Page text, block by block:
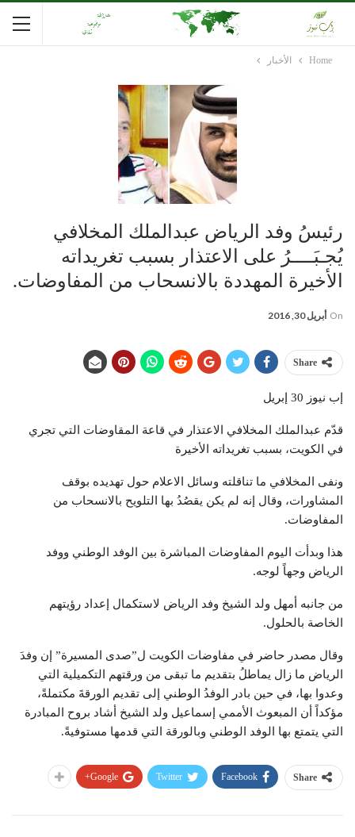
Home الأخبار
رئيسُ وفد الرياض عبدالملك المخلافي
يُجـبَــــرُ على الاعتذار بسبب تغريداته
الأخيرة المهددة بالانسحاب من المفاوضات.
On أبريل 30, 2016
Share
إب نيوز 30 إبريل
قدّم عبدالملك المخلافي الاعتذار في قاعة المقاوضات التي تجري
في الكويت، بسبب تغريداته الأخيرة
ونفى المخلافي ما تناقلته وسائل الاعلام حول تهديده بوقف
المشاورات، وقال إنه لم يكن يقصُدُ بها التلويح بالانسحاب من
المفاوضات.
هذا وبدأت اليوم المفاوضات المباشرة بين الوفد الوطني ووفد
الرياض وجهاً لوجه.
من جانبه أمهل ولد الشيخ وفد الرياض لاستكمال إعداد رؤيتهم
الخاصة بالحلول.
وقال مصدر حاضر في مفاوضات الكويت ل”صدى المسيرة” إن وفدَ
الرياض ما زال يماطلُ بتقديم ما تبقى من ورقتهم التكميلية التي
وعدوا بها، في حين بادر الوفدُ الوطني إلى تقديم الورقةَ مكتملةً،
مؤكداً أن المبعوث الأممي إسماعيل ولد الشيخ أشاد بروح المبادرة
التي يتمتع بها الوفد الوطني وبالورقة التي قدمها مستوفيةً.
Share
Facebook
Twitter
Google+